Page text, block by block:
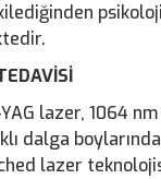
lazer, 1064
dalga
lazer